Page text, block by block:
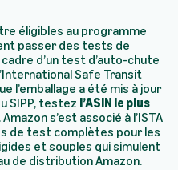
éligibles au programme
passer des tests de
d’un test d’auto-chute
Safe Transit
l’emballage a été mis à jour
SIPP, testez l’ASIN le plus
s’est associé à l’ISTA
de test complètes pour les
et souples qui simulent
de distribution Amazon.